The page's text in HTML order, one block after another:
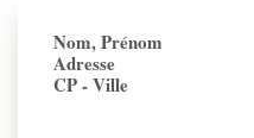
Nom, Prénom
Adresse
CP - Ville